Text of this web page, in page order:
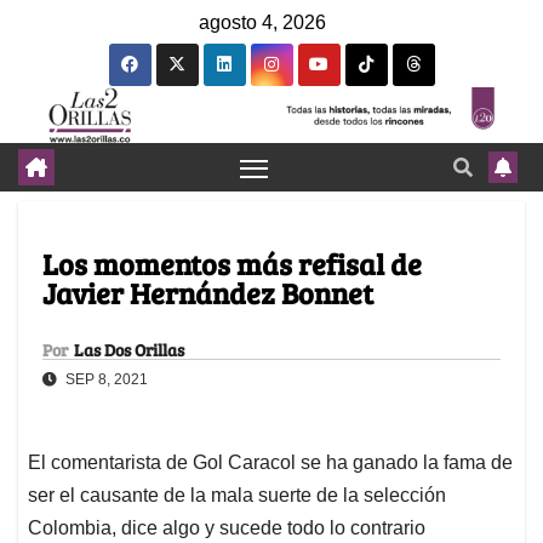
agosto 4, 2026
Los momentos más refisal de
Javier Hernández Bonnet
Por Las Dos Orillas
SEP 8, 2021
El comentarista de Gol Caracol se ha ganado la fama de
ser el causante de la mala suerte de la selección
Colombia, dice algo y sucede todo lo contrario